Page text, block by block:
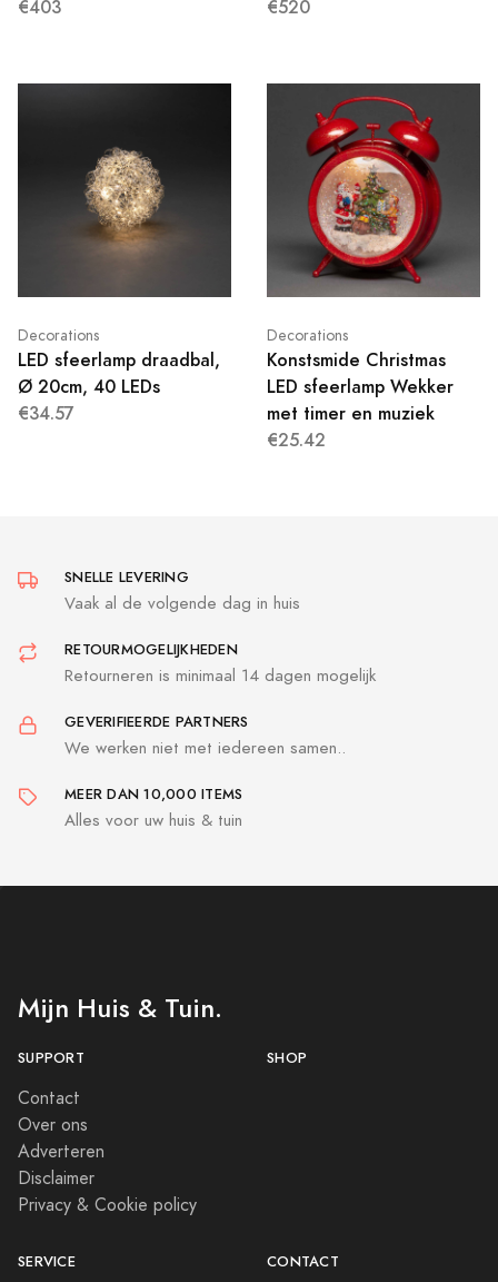
€403
€520
Decorations
LED sfeerlamp draadbal,
Ø 20cm, 40 LEDs
€34.57
Decorations
Konstsmide Christmas
LED sfeerlamp Wekker
met timer en muziek
€25.42
SNELLE LEVERING
Vaak al de volgende dag in huis
RETOURMOGELIJKHEDEN
Retourneren is minimaal 14 dagen mogelijk
GEVERIFIEERDE PARTNERS
We werken niet met iedereen samen..
MEER DAN 10,000 ITEMS
Alles voor uw huis & tuin
Mijn Huis & Tuin.
SUPPORT
Contact
Over ons
Adverteren
Disclaimer
Privacy & Cookie policy
SHOP
SERVICE CONTACT